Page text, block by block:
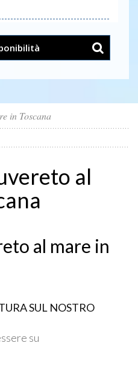
in Toscana
al
al mare in
SUL NOSTRO
su